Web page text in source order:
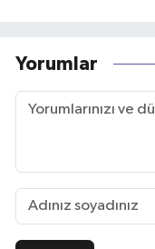
Yorumlar